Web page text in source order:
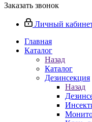
Заказать звонок
Личный
Главная
Каталог
Назад
Каталог
Дезинсекция
Назад